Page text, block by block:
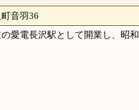
音羽36
愛電長沢駅として開業し、昭